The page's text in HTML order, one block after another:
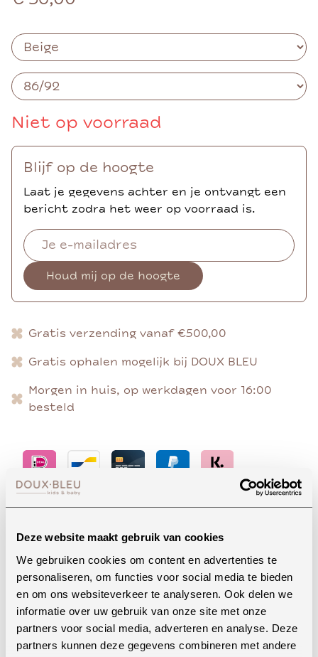
Deze website maakt gebruik van cookies
We gebruiken cookies om content en advertenties te
personaliseren, om functies voor social media te bieden
en om ons websiteverkeer te analyseren. Ook delen we
informatie over uw gebruik van onze site met onze
partners voor social media, adverteren en analyse. Deze
partners kunnen deze gegevens combineren met andere
Niet op voorraad
Blijf op de hoogte
Laat je gegevens achter en je ontvangt een
bericht zodra het weer op voorraad is.
Houd mij op de hoogte
Gratis verzending vanaf €500,00
Gratis ophalen mogelijk bij DOUX BLEU
Morgen in huis, op werkdagen voor 16:00
besteld
Whatsapp